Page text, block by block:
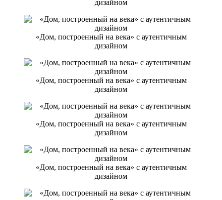
дизайном
«Дом, построенный на века» с аутентичным
дизайном
«Дом, построенный на века» с аутентичным
дизайном
«Дом, построенный на века» с аутентичным
дизайном
«Дом, построенный на века» с аутентичным
дизайном